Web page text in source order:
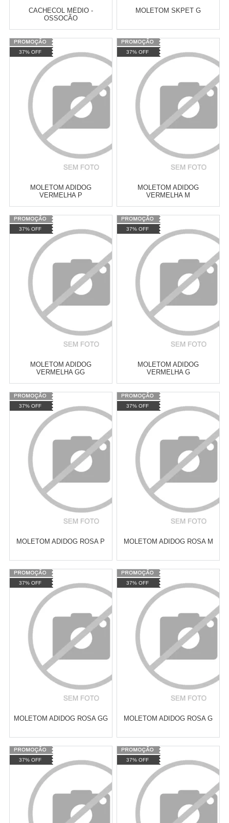
CACHECOL MÉDIO -
OSSOCÃO
Varejo:
Atacado: R$ 2.550,90 (Apenas
Revendedor)
10 x
ROUPAS DE INVERNO
COMPRAR
MOLETOM SKPET G
Varejo:
Atacado: R$ 2.550,90 (Apenas
Revendedor)
10
ROUPAS DE INVERNO
COMPRAR
37% OFF
MOLETOM ADIDOG
VERMELHA P
Varejo:
Atacado: R$ 2.550,90 (Apenas
Revendedor)
10 x
ROUPAS DE INVERNO
COMPRAR
37% OFF
MOLETOM ADIDOG
VERMELHA M
Varejo:
Atacado: R$ 2.550,90 (Apenas
Revendedor)
10
ROUPAS DE INVERNO
COMPRAR
37% OFF
MOLETOM ADIDOG
VERMELHA GG
Varejo:
Atacado: R$ 2.550,90 (Apenas
Revendedor)
10 x
ROUPAS DE INVERNO
COMPRAR
37% OFF
MOLETOM ADIDOG
VERMELHA G
Varejo:
Atacado: R$ 2.550,90 (Apenas
Revendedor)
10
ROUPAS DE INVERNO
COMPRAR
37% OFF
MOLETOM ADIDOG ROSA P
Varejo:
Atacado: R$ 2.550,90 (Apenas
Revendedor)
10 x
ROUPAS DE INVERNO
COMPRAR
37% OFF
MOLETOM ADIDOG ROSA M
Varejo:
Atacado: R$ 2.550,90 (Apenas
Revendedor)
10
ROUPAS DE INVERNO
COMPRAR
37% OFF
MOLETOM ADIDOG ROSA GG
Varejo:
Atacado: R$ 2.550,90 (Apenas
Revendedor)
10 x
ROUPAS DE INVERNO
COMPRAR
37% OFF
MOLETOM ADIDOG ROSA G
Varejo:
Atacado: R$ 2.550,90 (Apenas
Revendedor)
10
ROUPAS DE INVERNO
COMPRAR
37% OFF 37% OFF